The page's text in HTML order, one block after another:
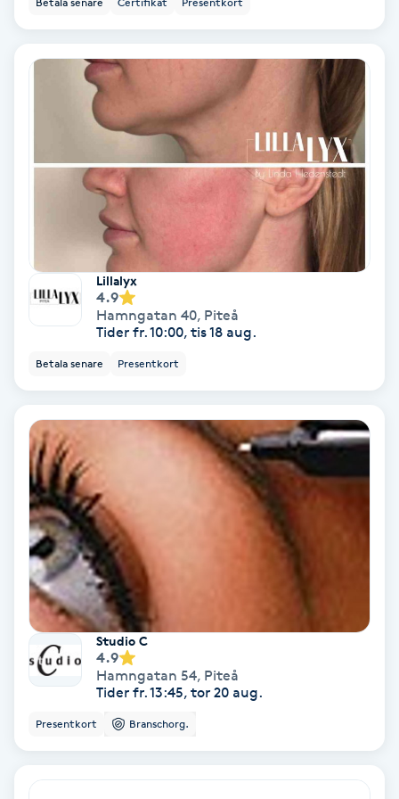
Bambumassage
Barnklippning
Blowout
Bottenfärg
Brynformning
Brynfärgning
Brynplockning
Bröllopsuppsättning
Lillalyx
4.9
Hamngatan 40, Piteå
Tider fr. 10:00, tis 18 aug.
Betala senare Presentkort
Studio C
4.9
Hamngatan 54, Piteå
Tider fr. 13:45, tor 20 aug.
Presentkort Branschorg.